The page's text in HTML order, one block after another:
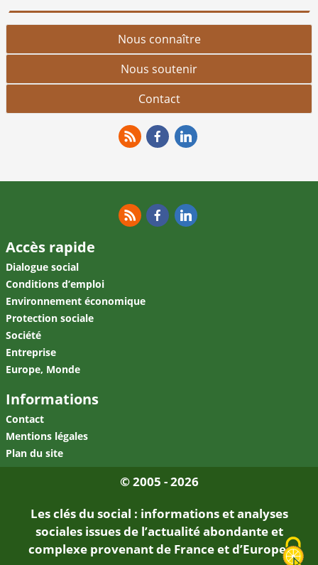
Nous connaître
Nous soutenir
Contact
Accès rapide
Dialogue social
Conditions d’emploi
Environnement économique
Protection sociale
Société
Entreprise
Europe, Monde
Informations
Contact
Mentions légales
Plan du site
© 2005 - 2026
Les clés du social : informations et analyses
sociales issues de l’actualité abondante et
complexe provenant de France et d’Europe.